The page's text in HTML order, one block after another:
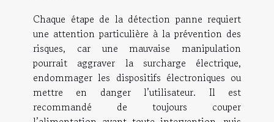
Chaque étape de la détection panne requiert
une attention particulière à la prévention des
risques, car une mauvaise manipulation
pourrait aggraver la surcharge électrique,
endommager les dispositifs électroniques ou
mettre en danger l’utilisateur. Il est
recommandé de toujours couper